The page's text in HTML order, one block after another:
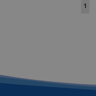
HINZUFÜGENSie
1